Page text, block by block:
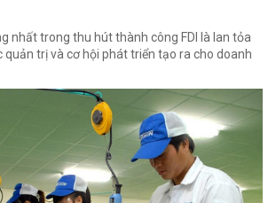
nhất trong thu hút thành công FDI là lan tỏa
quản trị và cơ hội phát triển tạo ra cho doanh